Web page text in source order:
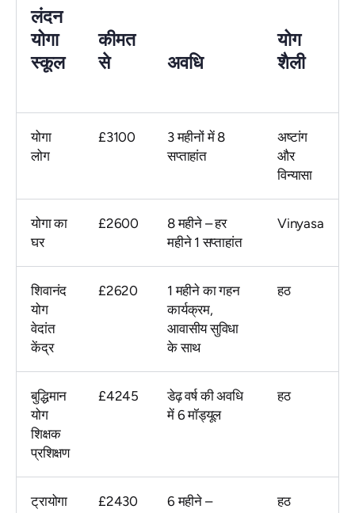
लंदन
योगा
स्कूल
कीमत
से
अवधि
योग
शैली
योगा
लोग
£3100
3 महीनों में 8
सप्ताहांत
अष्टांग
और
विन्यासा
योगा का
घर
£2600
8 महीने – हर
महीने 1 सप्ताहांत
Vinyasa
शिवानंद
योग
वेदांत
केंद्र
£2620
1 महीने का गहन
कार्यक्रम,
आवासीय सुविधा
के साथ
हठ
बुद्धिमान
योग
शिक्षक
प्रशिक्षण
£4245
डेढ़ वर्ष की अवधि
में 6 मॉड्यूल
हठ
ट्रायोगा £2430
6 महीने –
हठ